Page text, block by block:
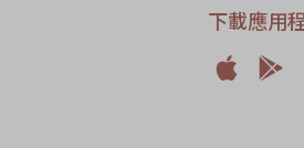
下載應用

